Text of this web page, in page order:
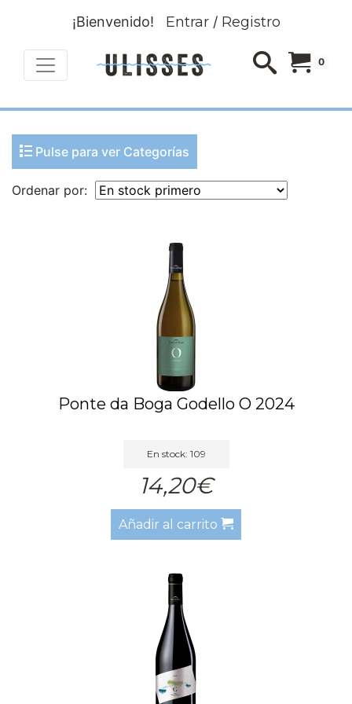
¡Bienvenido! Entrar/ Registro
0
Pulse para ver Categorías
Ordenar por:
Ponte da Boga Godello O 2024
En stock: 109
14,20€
Añadir al carrito